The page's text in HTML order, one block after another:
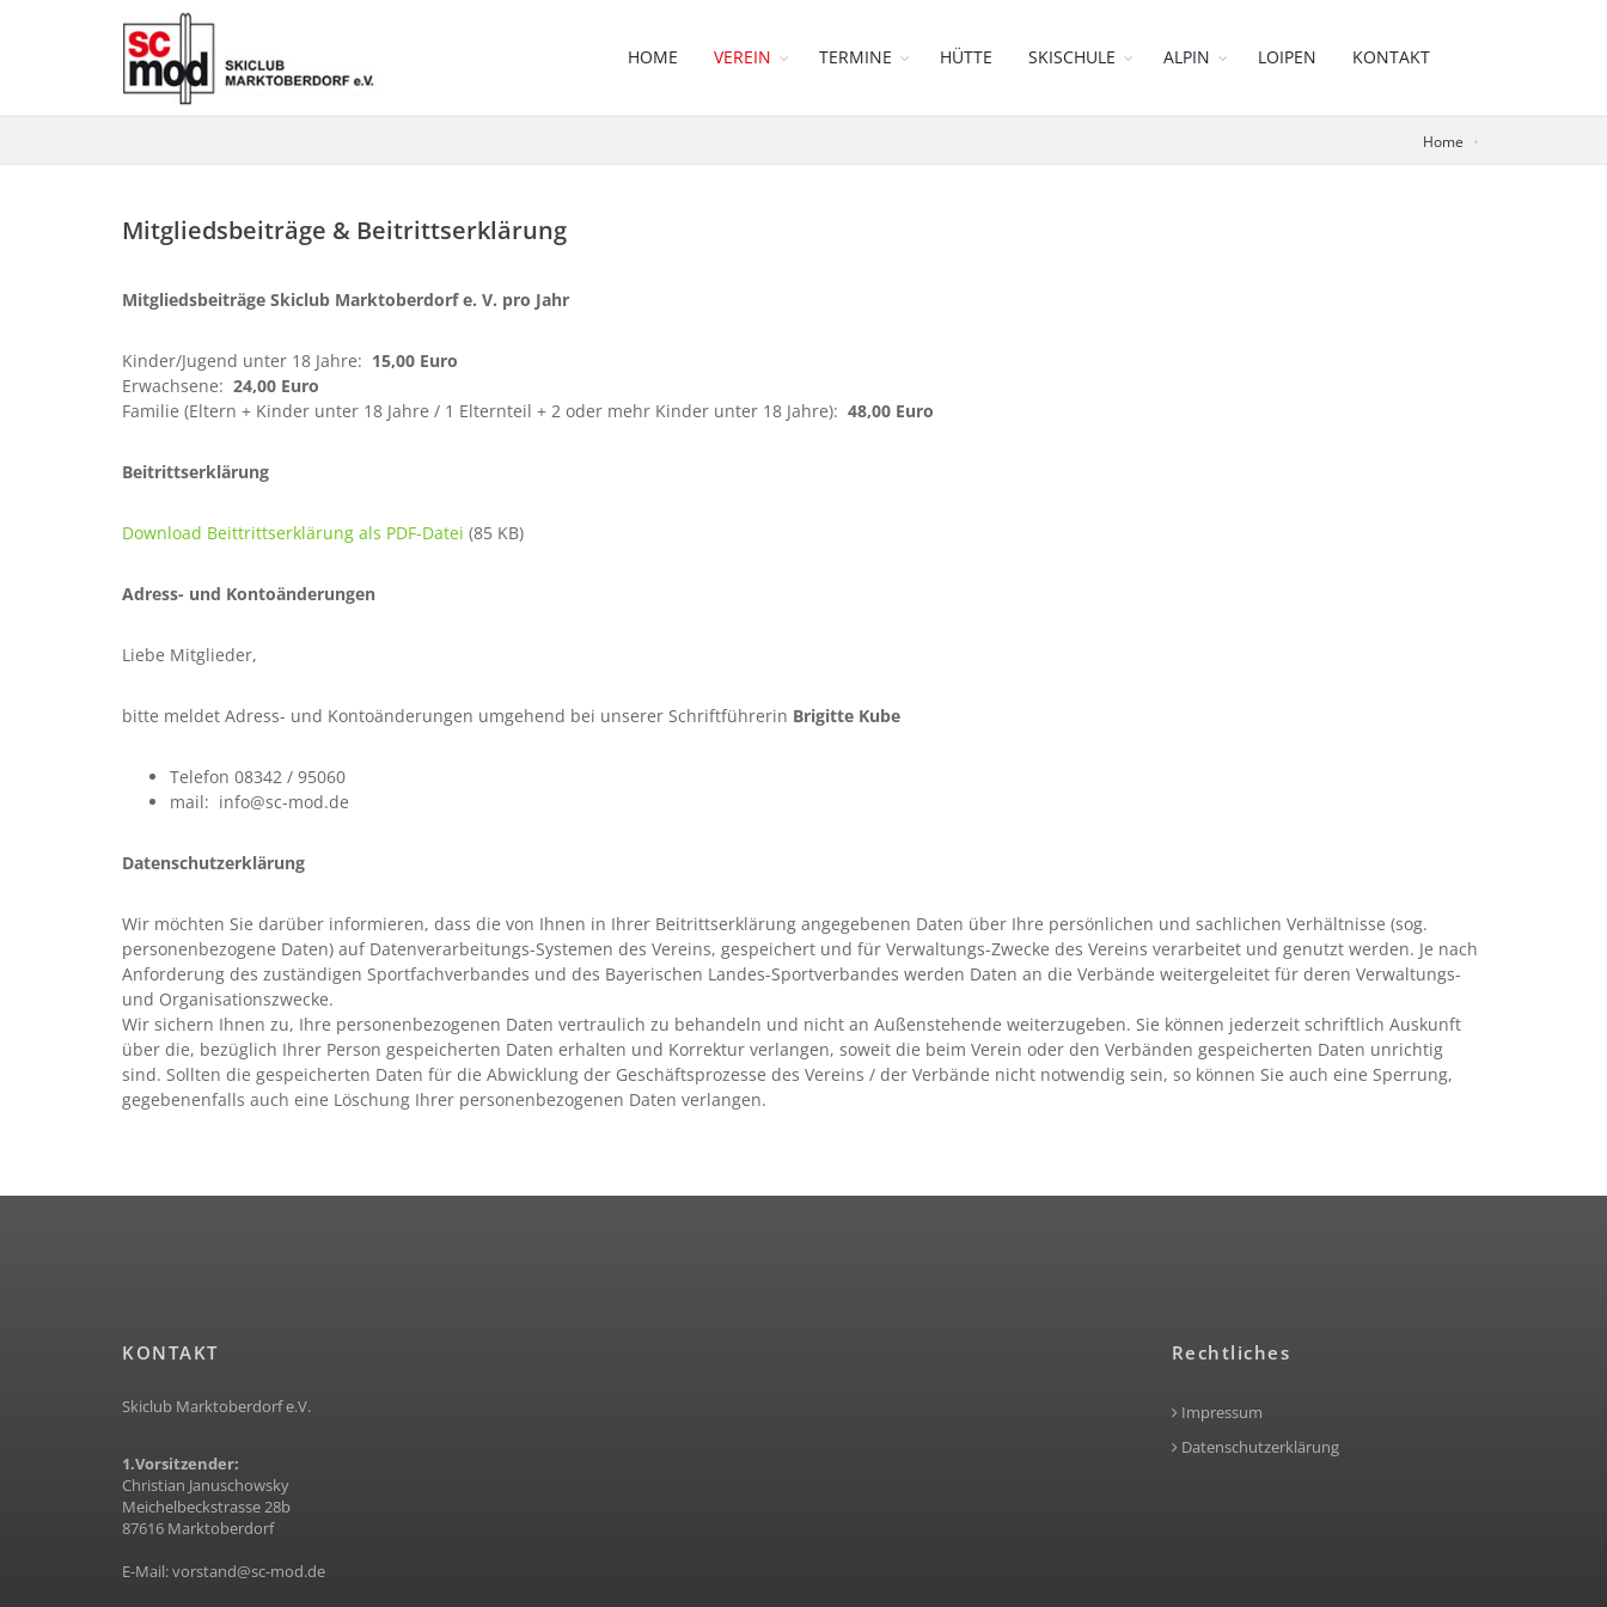
HOME VEREIN TERMINE HÜTTE SKISCHULE ALPIN LOIPEN KONTAKT
Home
Mitgliedsbeiträge & Beitrittserklärung
Mitgliedsbeiträge Skiclub Marktoberdorf e. V. pro Jahr
Kinder/Jugend unter 18 Jahre: 15,00 Euro
Erwachsene: 24,00 Euro
Familie (Eltern + Kinder unter 18 Jahre / 1 Elternteil + 2 oder mehr Kinder unter 18 Jahre): 48,00 Euro
Beitrittserklärung
Download Beittrittserklärung als PDF-Datei (85 KB)
Adress- und Kontoänderungen
Liebe Mitglieder,
bitte meldet Adress- und Kontoänderungen umgehend bei unserer Schriftführerin Brigitte Kube
Telefon 08342 / 95060
mail: info@sc-mod.de
Datenschutzerklärung
Wir möchten Sie darüber informieren, dass die von Ihnen in Ihrer Beitrittserklärung angegebenen Daten über Ihre persönlichen und sachlichen Verhältnisse (sog.
personenbezogene Daten) auf Datenverarbeitungs-Systemen des Vereins, gespeichert und für Verwaltungs-Zwecke des Vereins verarbeitet und genutzt werden. Je nach
Anforderung des zuständigen Sportfachverbandes und des Bayerischen Landes-Sportverbandes werden Daten an die Verbände weitergeleitet für deren Verwaltungs-
und Organisationszwecke.
Wir sichern Ihnen zu, Ihre personenbezogenen Daten vertraulich zu behandeln und nicht an Außenstehende weiterzugeben. Sie können jederzeit schriftlich Auskunft
über die, bezüglich Ihrer Person gespeicherten Daten erhalten und Korrektur verlangen, soweit die beim Verein oder den Verbänden gespeicherten Daten unrichtig
sind. Sollten die gespeicherten Daten für die Abwicklung der Geschäftsprozesse des Vereins / der Verbände nicht notwendig sein, so können Sie auch eine Sperrung,
gegebenenfalls auch eine Löschung Ihrer personenbezogenen Daten verlangen.
KONTAKT
Skiclub Marktoberdorf e.V.
1.Vorsitzender:
Christian Januschowsky
Meichelbeckstrasse 28b
87616 Marktoberdorf
E-Mail:vorstand@sc-mod.de
Rechtliches
Impressum
Datenschutzerklärung